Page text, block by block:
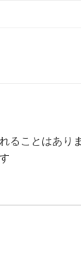
ることはあり